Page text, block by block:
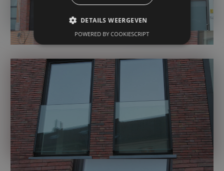
DETAILS WEERGEVEN
POWERED BY COOKIESCRIPT